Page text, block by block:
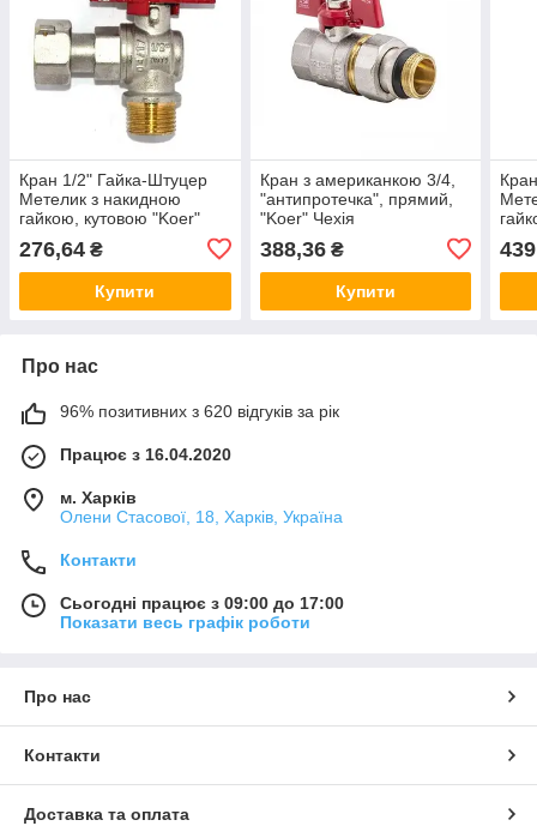
Кран 1/2" Гайка-Штуцер
Метелик з накидною
гайкою, кутовою "Koer"
276,64 ₴
Купити
Кран з американкою 3/4,
"антипротечка", прямий,
"Koer" Чехія
388,36₴
Купити
Про нас
96% позитивних з 620 відгуків за рік
Працює з 16.04.2020
м. Харків
Олени Стасової, 18, Харків, Україна
Контакти
Сьогодні працює з 09:00 до 17:00
Показати весь графік роботи
Про нас
Контакти
Доставка та оплата